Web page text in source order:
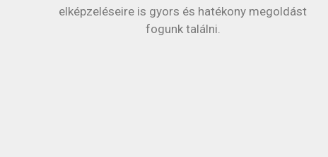
elképzeléseire is gyors és hatékony megoldást
fogunk találni.